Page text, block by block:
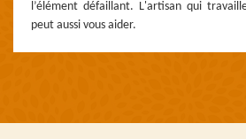
l’élément défaillant. L'artisan qui
peut aussi vous aider.